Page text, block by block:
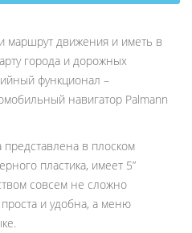
маршрут движения и иметь в
города и дорожных
функционал –
навигатор Palmann
в плоском
пластика, имеет 5”
совсем не сложно
и удобна, а меню